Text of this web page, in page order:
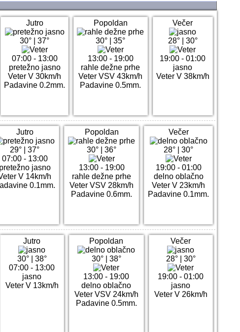
Jutro
30° |37°
07:00 - 13:00
pretežno jasno
Veter V 30km/h
Padavine 0.2mm.
Popoldan
30° |35°
13:00 - 19:00
rahle dežne prhe
Veter VSV 43km/h
Padavine 0.5mm.
Večer
28°| 30°
19:00 - 01:00
jasno
Veter V 38km/h
Jutro
29° |37°
07:00 - 13:00
pretežno jasno
V 14km/h
0.1mm.
Popoldan
30° |36°
13:00 - 19:00
rahle dežne prhe
Veter VSV 28km/h
Padavine 0.6mm.
Večer
28° |30°
19:00 - 01:00
delno oblačno
Veter V 23km/h
Padavine 0.1mm.
Jutro
30°| 38°
07:00 - 13:00
jasno
Veter V 13km/h
Popoldan
30°| 38°
13:00 - 19:00
delno oblačno
Veter VSV 24km/h
Padavine 0.5mm.
Večer
28°| 30°
19:00 - 01:00
jasno
Veter V 26km/h